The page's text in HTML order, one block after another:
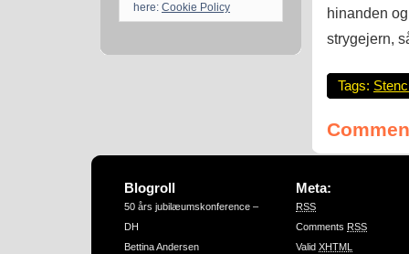
here: Cookie Policy
hinanden
strygejern,
Tags:
Blogroll
50 års jubilæumskonference –
DH
Bettina Andersen
Meta:
RSS
Comments RSS
Valid XHTML